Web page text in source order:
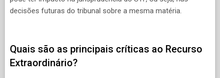
decisões futuras do tribunal sobre a mesma matéria.
Quais são as principais críticas ao Recurso
Extraordinário?